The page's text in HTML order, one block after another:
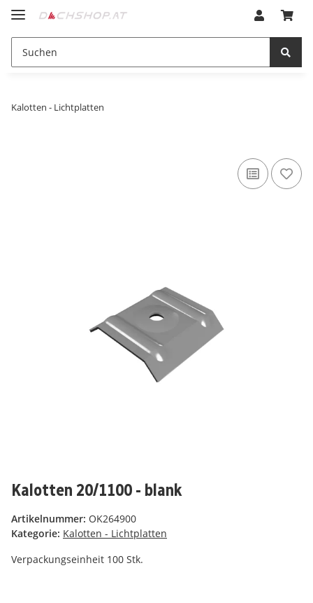
Kalotten - Lichtplatten
Kalotten 20/1100 - blank
Artikelnummer: OK264900
Kategorie: Kalotten - Lichtplatten
Verpackungseinheit 100 Stk.